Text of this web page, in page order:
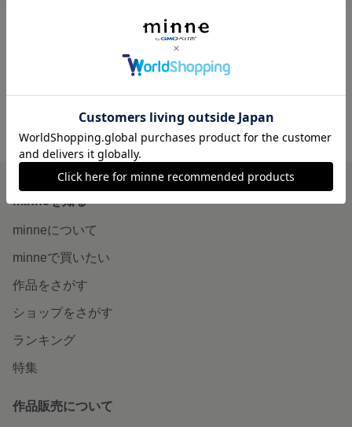
森のくまさんのハチミツ 〜木の実のはちみつ漬け １３５ｇ 〜
minne ホーム はちみつ屋 森のくまさん の作品一覧
minneを知る
minneについて
minneで買いたい
作品をさがす
ショップをさがす
ランキング
特集
作品販売について